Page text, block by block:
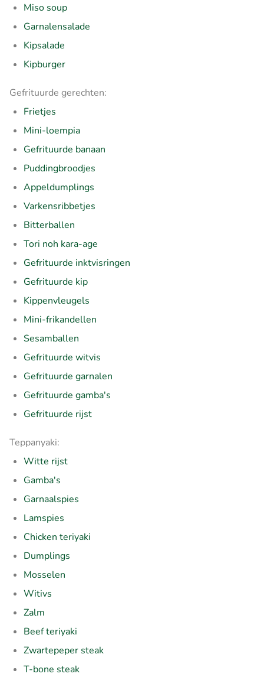
Miso soup
Garnalensalade
Kipsalade
Kipburger
Gefrituurde gerechten:
Frietjes
Mini-loempia
Gefrituurde banaan
Puddingbroodjes
Appeldumplings
Varkensribbetjes
Bitterballen
Tori noh kara-age
Gefrituurde inktvisringen
Gefrituurde kip
Kippenvleugels
Mini-frikandellen
Sesamballen
Gefrituurde witvis
Gefrituurde garnalen
Gefrituurde gamba's
Gefrituurde rijst
Teppanyaki:
Witte rijst
Gamba's
Garnaalspies
Lamspies
Chicken teriyaki
Dumplings
Mosselen
Witivs
Zalm
Beef teriyaki
Zwartepeper steak
T-bone steak